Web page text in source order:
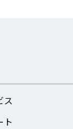
ス
ト